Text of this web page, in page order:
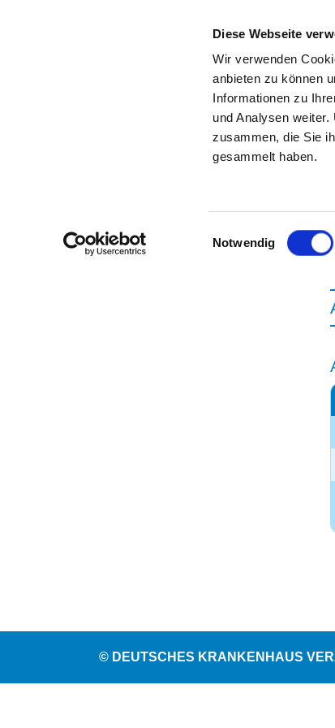
Diese Webseite
Wir verwenden
anbieten zu können
Informationen zu
und Analysen
zusammen, die Sie
gesammelt haben.
Einwilligungsauswahl
Notwendig
Startseite der Fachabteilung
© DEUTSCHES KRANKENHAUS